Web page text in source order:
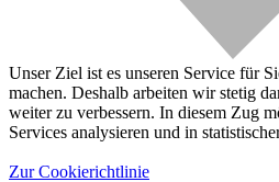
Unser Ziel ist es unseren Service für
machen. Deshalb arbeiten wir stetig
weiter zu verbessern. In diesem Zug
Services analysieren und in
Zur Cookierichtlinie